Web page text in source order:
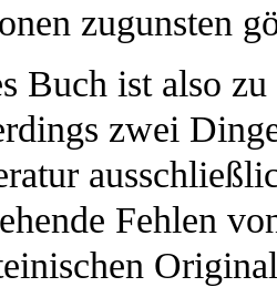
zugunsten
Buch ist also
zwei
Fehlen